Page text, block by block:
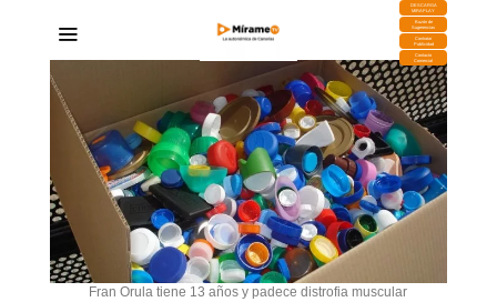
DESCARGA
MIRAPLAY
Buzón de
Sugerencias
Contratar
Publicidad
Contacto
Comercial
Fran Orula tiene 13 años y padece distrofia muscular